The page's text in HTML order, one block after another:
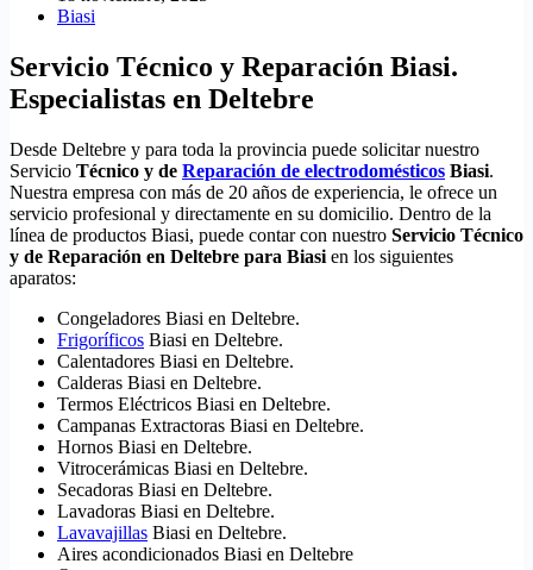
Biasi
Servicio Técnico y Reparación Biasi.
Especialistas en Deltebre
Desde Deltebre y para toda la provincia puede solicitar nuestro
Servicio Técnico y de Reparación de electrodomésticos Biasi.
Nuestra empresa con más de 20 años de experiencia, le ofrece un
servicio profesional y directamente en su domicilio. Dentro de la
línea de productos Biasi, puede contar con nuestro Servicio Técnico
y de Reparación en Deltebre para Biasi en los siguientes
aparatos:
Congeladores Biasi en Deltebre.
Frigoríficos Biasi en Deltebre.
Calentadores Biasi en Deltebre.
Calderas Biasi en Deltebre.
Termos Eléctricos Biasi en Deltebre.
Campanas Extractoras Biasi en Deltebre.
Hornos Biasi en Deltebre.
Vitrocerámicas Biasi en Deltebre.
Secadoras Biasi en Deltebre.
Lavadoras Biasi en Deltebre.
Lavavajillas Biasi en Deltebre.
Aires acondicionados Biasi en Deltebre